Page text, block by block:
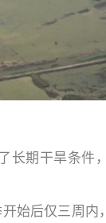
长期干旱条件
始后仅三周内